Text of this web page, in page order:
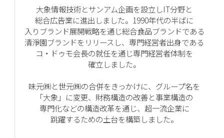
大象情報技術とサンアム企画を設立しIT分野と
総合広告業に進出しました。1990年代の半ばに
入りブランド展開戦略を通じ総合食品ブランドである
清淨園ブランドをリリースし、専門経営者出身である
コ・ドゥモ会長の就任を通じ専門経営者体制を
確立しました。
味元㈱と世元㈱の合併をきっかけに、グループ名を
「大象」に変更、財務構造の改善と事業構造の
専門化などの構造改革を通じ、超一流企業に
跳躍するための土台を構築しました。